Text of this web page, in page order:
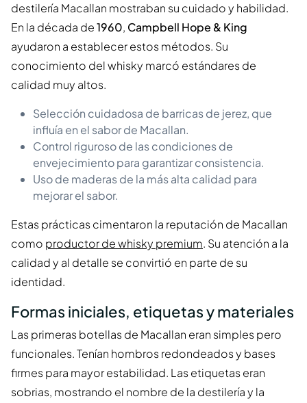
destilería Macallan mostraban su cuidado y habilidad.
En la década de1960, Campbell Hope & King
ayudaron a establecer estos métodos. Su
conocimiento del whisky marcó estándares de
calidad muy altos.
Selección cuidadosa de barricas de jerez, que
influía en el sabor de Macallan.
Control riguroso de las condiciones de
envejecimiento para garantizar consistencia.
Uso de maderas de la más alta calidad para
mejorar el sabor.
Estas prácticas cimentaron la reputación de Macallan
como productor de whisky premium. Su atención a la
calidad y al detalle se convirtió en parte de su
identidad.
Formas iniciales, etiquetas y materiales
Las primeras botellas de Macallan eran simples pero
funcionales. Tenían hombros redondeados y bases
firmes para mayor estabilidad. Las etiquetas eran
sobrias, mostrando el nombre de la destilería y la